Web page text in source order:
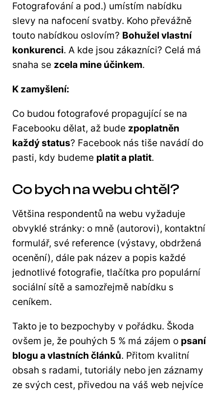
Fotografování a pod.) umístím nabídku
slevy na nafocení svatby. Koho převážně
touto nabídkou oslovím? Bohužel vlastní
konkurenci. A kde jsou zákazníci? Celá má
snaha se zcela mine účinkem.
K zamyšlení:
Co budou fotografové propagující se na
Facebooku dělat, až bude zpoplatněn
každý status? Facebook nás tiše navádí do
pasti, kdy budeme platit a platit.
Co bych na webu chtěl?
Většina respondentů na webu vyžaduje
obvyklé stránky: o mně (autorovi), kontaktní
formulář, své reference (výstavy, obdržená
ocenění), dále pak název a popis každé
jednotlivé fotografie, tlačítka pro populární
sociální sítě a samozřejmě nabídku s
ceníkem.
Takto je to bezpochyby v pořádku. Škoda
ovšem je, že pouhých 5 % má zájem o psaní
blogu a vlastních článků. Přitom kvalitní
obsah s radami, tutoriály nebo jen záznamy
ze svých cest, přivedou na váš web nejvíce